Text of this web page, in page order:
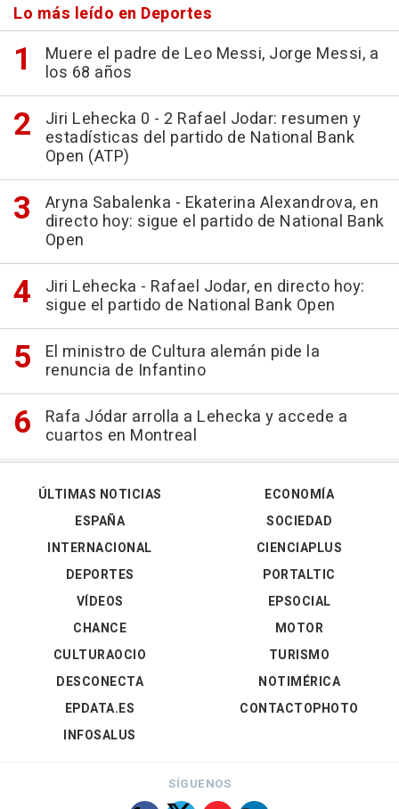
Lo más leído en Deportes
Muere el padre de Leo Messi, Jorge Messi, a
los 68 años
Jiri Lehecka 0 - 2 Rafael Jodar: resumen y
estadísticas del partido de National Bank
Open (ATP)
Aryna Sabalenka - Ekaterina Alexandrova, en
directo hoy: sigue el partido de National Bank
Open
Jiri Lehecka - Rafael Jodar, en directo hoy:
sigue el partido de National Bank Open
El ministro de Cultura alemán pide la
renuncia de Infantino
Rafa Jódar arrolla a Lehecka y accede a
cuartos en Montreal
ÚLTIMAS NOTICIAS
ESPAÑA
INTERNACIONAL
DEPORTES
VÍDEOS
ECONOMÍA
SOCIEDAD
CIENCIAPLUS
PORTALTIC
EPSOCIAL
CHANCE
CULTURAOCIO
DESCONECTA
EPDATA.ES
INFOSALUS
MOTOR
TURISMO
NOTIMÉRICA
CONTACTOPHOTO
SÍGUENOS